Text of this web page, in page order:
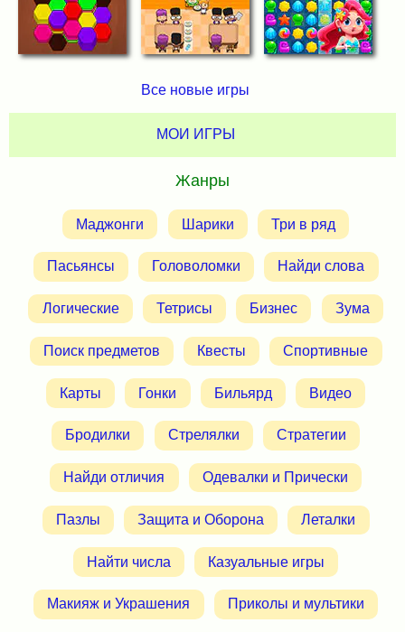
Все новые игры
МОИ ИГРЫ
Жанры
Маджонги Шарики Три в ряд
Пасьянсы Головоломки Найди слова
Логические Тетрисы Бизнес Зума
Поиск предметов Квесты Спортивные
Карты Гонки Бильярд Видео
Бродилки Стрелялки Стратегии
Найди отличия Одевалки и Прически
Пазлы Защита и Оборона Леталки
Найти числа Казуальные игры
Макияж и Украшения Приколы и мультики